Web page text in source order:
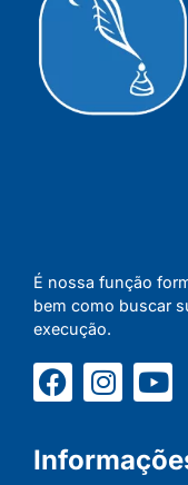
É nossa função
bem como buscar
execução.